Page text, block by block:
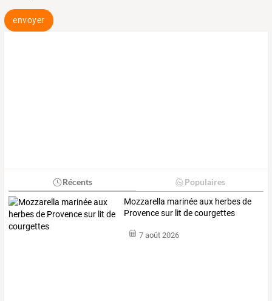
envoyer
Récents Populaires
Mozzarella marinée aux herbes de
Provence sur lit de courgettes
7 août 2026